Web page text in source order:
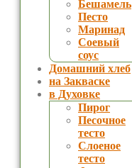
Бешамель
Песто
Маринад
Соевый
соус
Домашний хлеб
на Закваске
в Духовке
Пирог
Песочное
тесто
Слоеное
тесто